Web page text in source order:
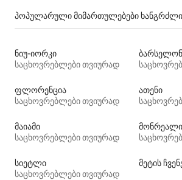
პოპულარული მიმართულებები
ნიუ-იორკი
საცხოვრებლები თვიურად
ფლორენცია
საცხოვრებლები თვიურად
ათენი
მაიამი
საცხოვრებლები თვიურად
მონრეალი
სიეტლი
საცხოვრებლები თვიურად
მეტის